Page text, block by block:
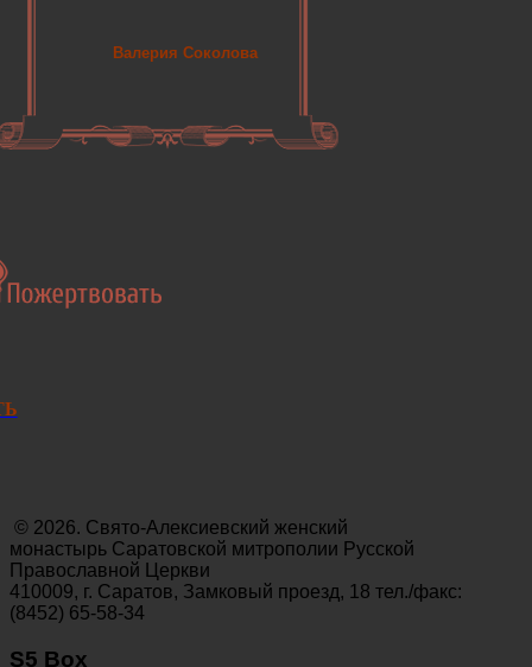
Валерия Соколова
© 2026. Свято-Алексиевский женский
монастырь Саратовской митрополии Русской
Православной Церкви
410009, г. Саратов, Замковый проезд, 18 тел./факс:
(8452) 65-58-34
S5 Box